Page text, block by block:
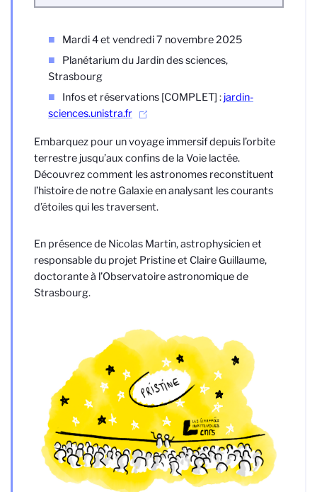
Mardi 4 et vendredi 7 novembre 2025
Planétarium du Jardin des sciences,
Strasbourg
Infos et réservations [COMPLET] : jardin-
sciences.unistra.fr
Embarquez pour un voyage immersif depuis l’orbite
terrestre jusqu’aux confins de la Voie lactée.
Découvrez comment les astronomes reconstituent
l’histoire de notre Galaxie en analysant les courants
d’étoiles qui les traversent.
En présence de Nicolas Martin, astrophysicien et
responsable du projet Pristine et Claire Guillaume,
doctorante à l’Observatoire astronomique de
Strasbourg.